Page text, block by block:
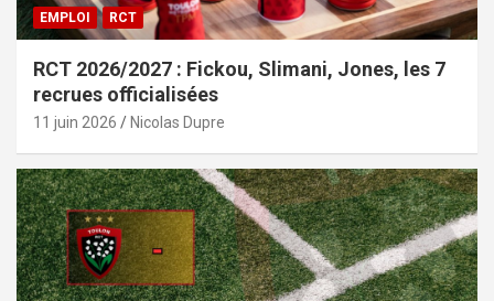
EMPLOI RCT
RCT 2026/2027 : Fickou, Slimani, Jones, les 7
recrues officialisées
11 juin 2026 Nicolas Dupre